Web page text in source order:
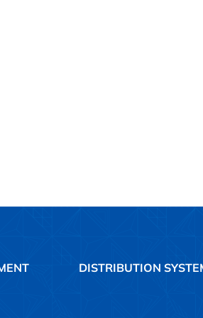
DISTRIBUTION